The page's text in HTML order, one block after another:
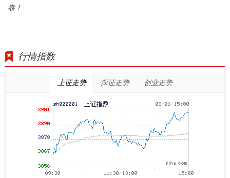
靠！
行情指数
上证走势 深证走势 创业走势